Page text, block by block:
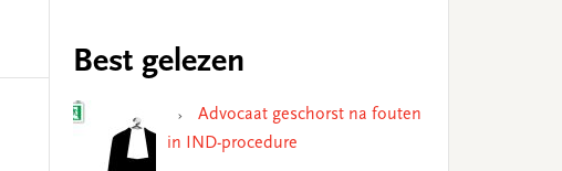
Best gelezen
Advocaat geschorst na fouten
in IND-procedure